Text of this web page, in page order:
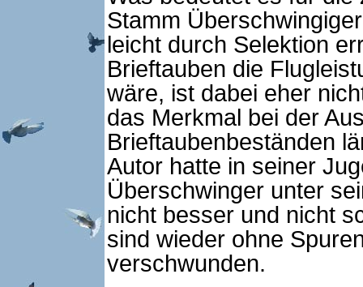
Stamm
leicht durch Selektion
Brieftauben die
wäre, ist dabei eher
das Merkmal bei der
Brieftaubenbeständen
Autor hatte in seiner
Überschwinger unter
nicht besser und nicht
sind wieder ohne
verschwunden.